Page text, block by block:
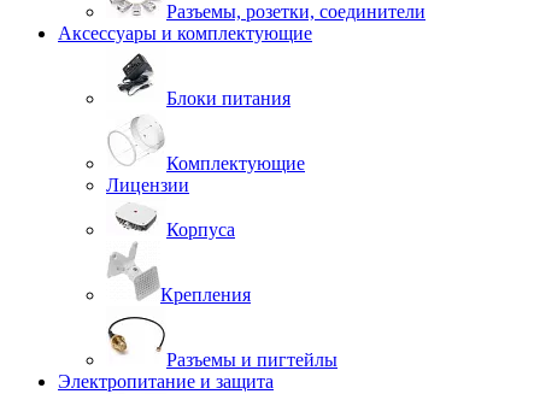
Разъемы, розетки, соединители
Аксессуары и комплектующие
Блоки питания
Комплектующие
Лицензии
Корпуса
Крепления
Разъемы и пигтейлы
Электропитание и защита